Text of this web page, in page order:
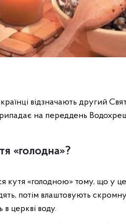
відзначають другий
на переддень
«голодна»?
кутя «голодною» тому, що у
потім влаштовують
в церкві воду.